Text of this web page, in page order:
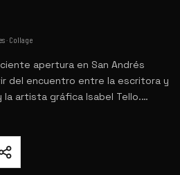
· Collage
apertura en San Andrés
del encuentro entre la escritora y
la artista gráfica Isabel Tello.
Tello, quien buscaba un lugar